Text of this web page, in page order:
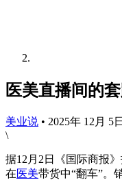
医美直播间的
美业说 • 2025年 12月 5
\
据12月2日《国际商报
在医美带货中“翻车”。